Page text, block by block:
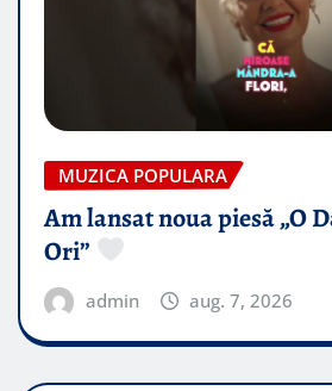
MUZICA POPULARA
Am lansat noua piesă „O
Ori”
admin aug. 7, 2026